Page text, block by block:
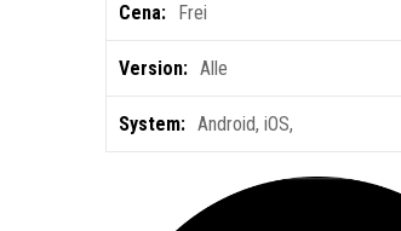
Cena: Frei
Version: Alle
System: Android, iOS,